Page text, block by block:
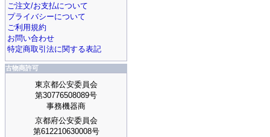
ご注文/お支払について
プライバシーについて
ご利用規約
お問い合わせ
特定商取引法に関する表記
古物商許可
東京都公安委員会
第30776508089号
事務機器商
京都府公安委員会
第612210630008号